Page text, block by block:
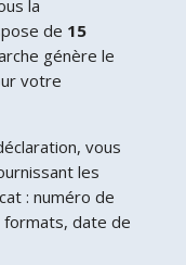
la
de 15
génère le
votre
vous
les
: numéro de
formats, date de